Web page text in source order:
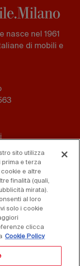
nasce nel 1961
di mobili e
01
di vendita
sito utilizza
e terza
e altre
finalità (quali,
mirata).
al loro
solo i cookie
clicca
Cookie Policy